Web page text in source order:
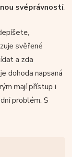
svéprávností.
svěřené
a zda
dohoda napsaná
mají přístup i
problém. S